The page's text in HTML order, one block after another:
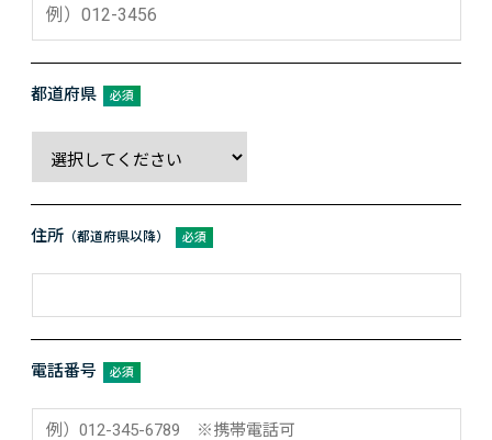
都道府県 必須
住所 （都道府県以降） 必須
電話番号 必須